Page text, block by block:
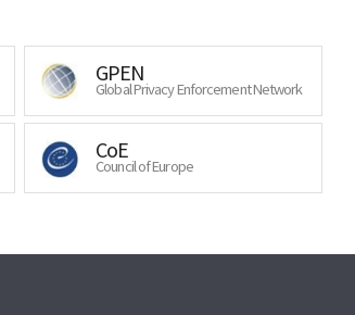
GPEN
Global Privacy Enforcement Network
CoE
Council of Europe